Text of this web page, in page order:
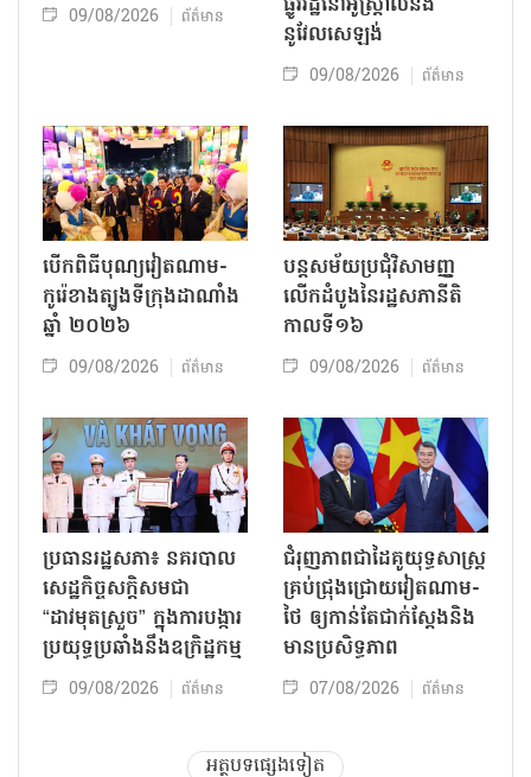
09/08/2026 ព័ត៌មាន
នូវែលសេឡង់
09/08/2026 ព័ត៌មាន
បើកពិធីបុណ្យវៀតណាម-
កូរ៉េខាងត្បូងទីក្រុងដាណាំង
ឆ្នាំ ២០២៦
09/08/2026 ព័ត៌មាន
បន្តសម័យប្រជុំវិសាមញ្ញ
លើកដំបូងនៃរដ្ឋសភានីតិ
កាលទី១៦
09/08/2026 ព័ត៌មាន
ប្រធានរដ្ឋសភា៖ នគរបាល
សេដ្ឋកិច្ចសក្តិសមជា
“ដាវមុតស្រួច” ក្នុងការបង្ការ
ប្រយុទ្ធប្រឆាំងនឹងឧក្រិដ្ឋកម្ម
09/08/2026 ព័ត៌មាន
ជំរុញភាពជាដៃគូយុទ្ធសាស្ត្រ
គ្រប់ជ្រុងជ្រោយវៀតណាម-
ថៃ ឲ្យកាន់តែជាក់ស្ដែងនិង
មានប្រសិទ្ធភាព
07/08/2026 ព័ត៌មាន
អត្ថបទផ្សេងទៀត